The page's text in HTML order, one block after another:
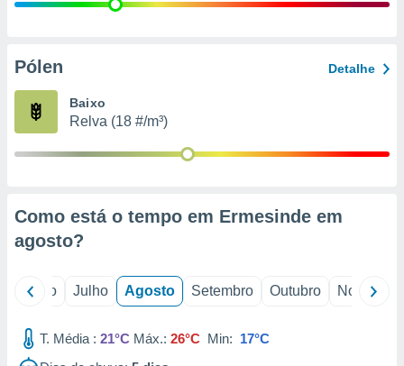
e
de
Pólen Detalhe
Baixo
Relva (18 #/m³)
Como está o tempo em Ermesinde em
agosto?
Junho Julho Agosto Setembro Outubro Novembro
T. Média : 21°C Máx.: 26°C Min: 17°C